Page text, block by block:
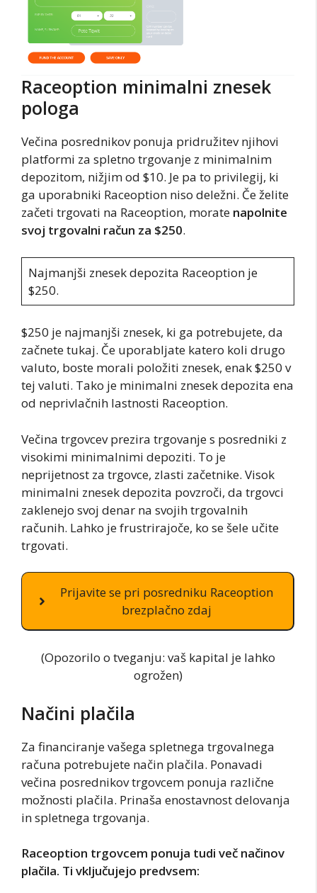
Raceoption minimalni znesek
pologa
Večina posrednikov ponuja pridružitev njihovi
platformi za spletno trgovanje z minimalnim
depozitom, nižjim od $10. Je pa to privilegij, ki
ga uporabniki Raceoption niso deležni. Če želite
začeti trgovati na Raceoption, morate napolnite
svoj trgovalni račun za $250.
Najmanjši znesek depozita Raceoption je
$250.
$250 je najmanjši znesek, ki ga potrebujete, da
začnete tukaj. Če uporabljate katero koli drugo
valuto, boste morali položiti znesek, enak $250 v
tej valuti. Tako je minimalni znesek depozita ena
od neprivlačnih lastnosti Raceoption.
Večina trgovcev prezira trgovanje s posredniki z
visokimi minimalnimi depoziti. To je
neprijetnost za trgovce, zlasti začetnike. Visok
minimalni znesek depozita povzroči, da trgovci
zaklenejo svoj denar na svojih trgovalnih
računih. Lahko je frustrirajoče, ko se šele učite
trgovati.
Prijavite se pri posredniku Raceoption
brezplačno zdaj
(Opozorilo o tveganju: vaš kapital je lahko
ogrožen)
Načini plačila
Za financiranje vašega spletnega trgovalnega
računa potrebujete način plačila. Ponavadi
večina posrednikov trgovcem ponuja različne
možnosti plačila. Prinaša enostavnost delovanja
in spletnega trgovanja.
Raceoption trgovcem ponuja tudi več načinov
plačila. Ti vključujejo predvsem: